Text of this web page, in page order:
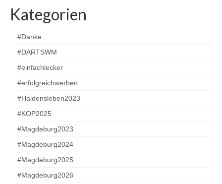
Kategorien
#Danke
#DARTSWM
#einfachlecker
#erfolgreichwerben
#Haldensleben2023
#KOP2025
#Magdeburg2023
#Magdeburg2024
#Magdeburg2025
#Magdeburg2026